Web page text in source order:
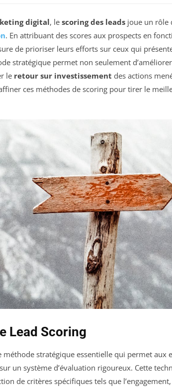
digital, le scoring des leads joue un rôle
. En attribuant des scores aux prospects en
de prioriser leurs efforts sur ceux qui
stratégique permet non seulement
le retour sur investissement des actions
ces méthodes de scoring pour tirer le
Lead Scoring
méthode stratégique essentielle qui permet aux
un système d’évaluation rigoureux. Cette
de critères spécifiques tels que